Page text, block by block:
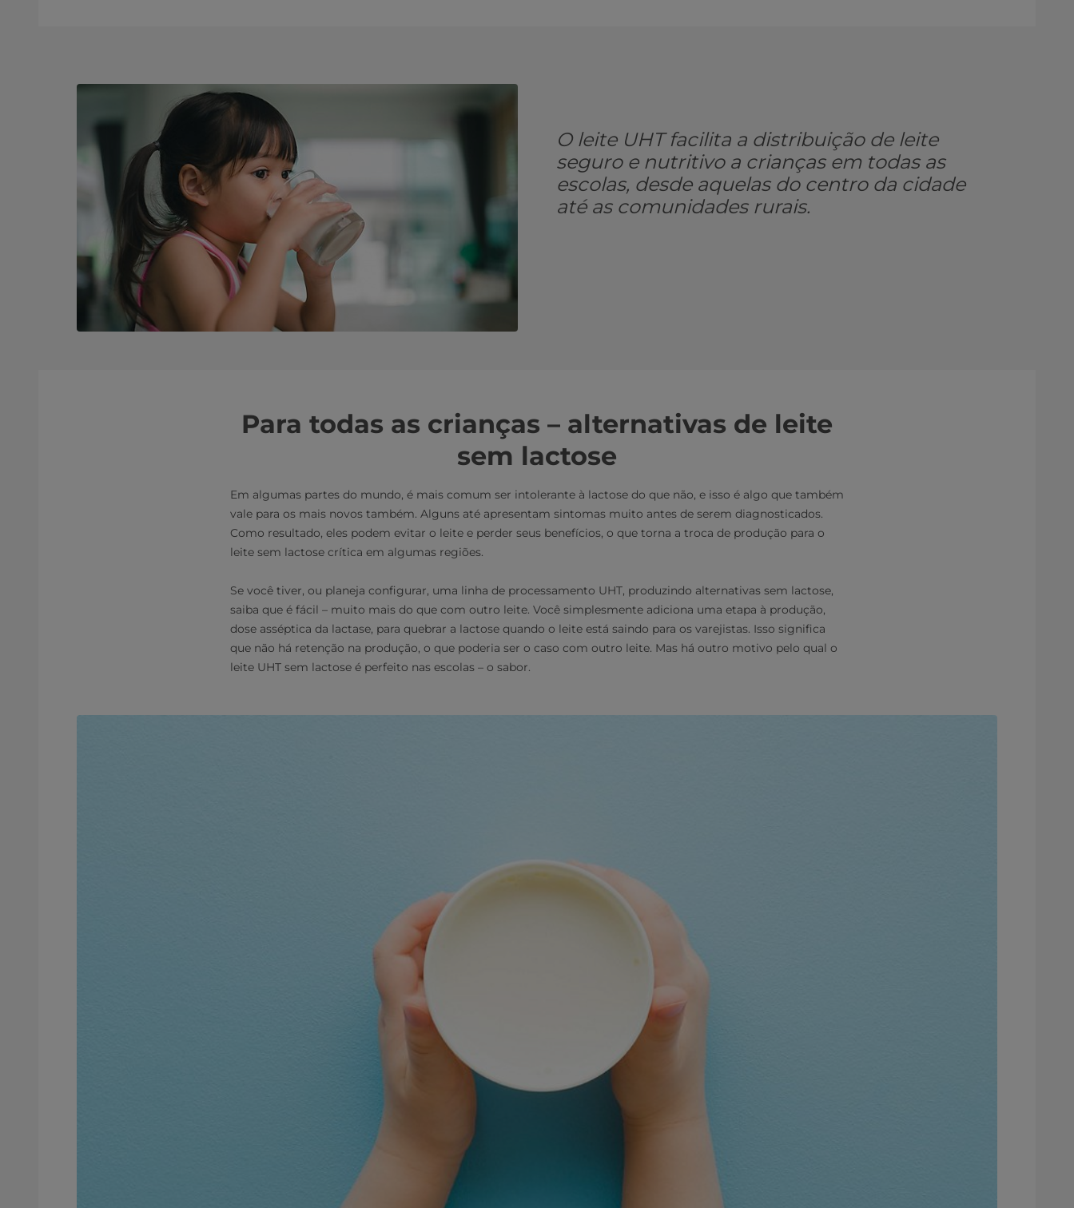
O leite UHT facilita a distribuição de leite
seguro e nutritivo a crianças em todas as
escolas, desde aquelas do centro da cidade
até as comunidades rurais.
Para todas as crianças – alternativas de leite
sem lactose
Em algumas partes do mundo, é mais comum ser intolerante à lactose do que não, e isso é algo que também
vale para os mais novos também. Alguns até apresentam sintomas muito antes de serem diagnosticados.
Como resultado, eles podem evitar o leite e perder seus benefícios, o que torna a troca de produção para o
leite sem lactose crítica em algumas regiões.
Se você tiver, ou planeja configurar, uma linha de processamento UHT, produzindo alternativas sem lactose,
saiba que é fácil – muito mais do que com outro leite. Você simplesmente adiciona uma etapa à produção,
dose asséptica da lactase, para quebrar a lactose quando o leite está saindo para os varejistas. Isso significa
que não há retenção na produção, o que poderia ser o caso com outro leite. Mas há outro motivo pelo qual o
leite UHT sem lactose é perfeito nas escolas – o sabor.